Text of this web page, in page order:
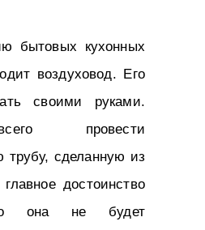
бытовых кухонных
воздуховод. Его
своими руками.
провести
трубу, сделанную из
достоинство
она не будет